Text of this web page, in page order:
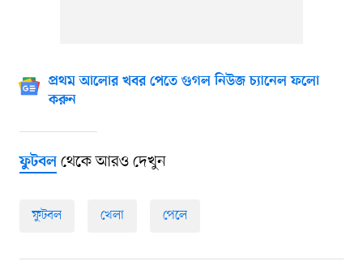
প্রথম আলোর খবর পেতে গুগল নিউজ চ্যানেল ফলো
করুন
ফুটবলথেকে আরও দেখুন
ফুটবল খেলা পেলে